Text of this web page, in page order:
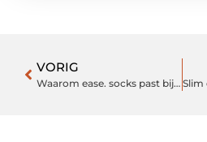
VORIG
Waarom ease. socks past bij een actieve lifestyle